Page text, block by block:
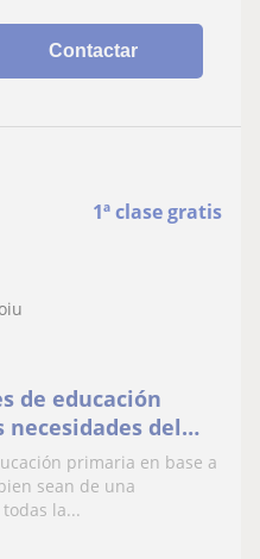
Contactar
1ª clase gratis
de educación
del
asignatura en
asignaturas en
primaria en base a
sean de una
la...